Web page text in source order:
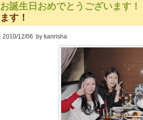
お誕生日おめでとうございます！
ます！
2010/12/06 by kanrisha